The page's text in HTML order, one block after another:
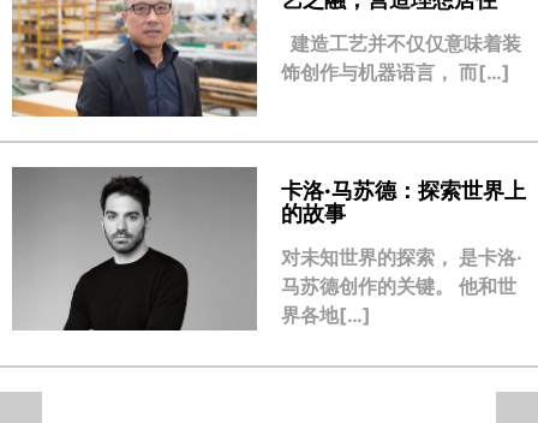
建造工艺并不仅仅意味着装
饰创作与机器语言， 而[…]
卡洛·马苏德：探索世界上
的故事
对未知世界的探索， 是卡洛·
马苏德创作的关键。 他和世
界各地[…]